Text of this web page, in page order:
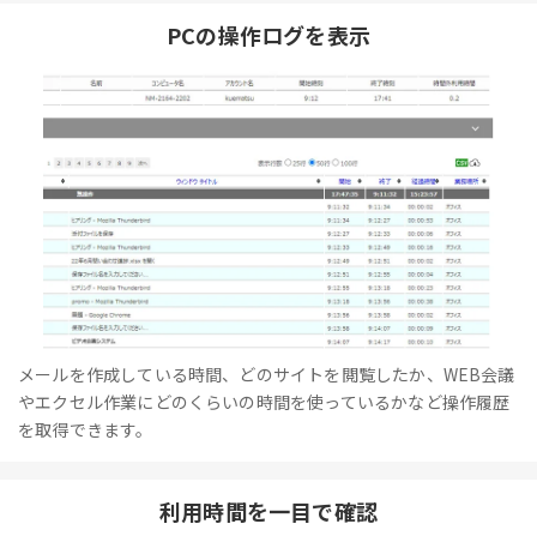
PCの操作ログを表示
メールを作成している時間、どのサイトを閲覧したか、WEB会議
やエクセル作業にどのくらいの時間を使っているかなど操作履歴
を取得できます。
利用時間を一目で確認